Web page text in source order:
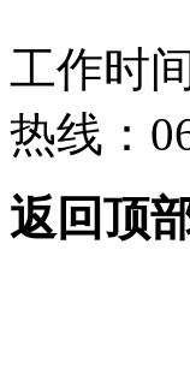
工作时
热线：
返回顶